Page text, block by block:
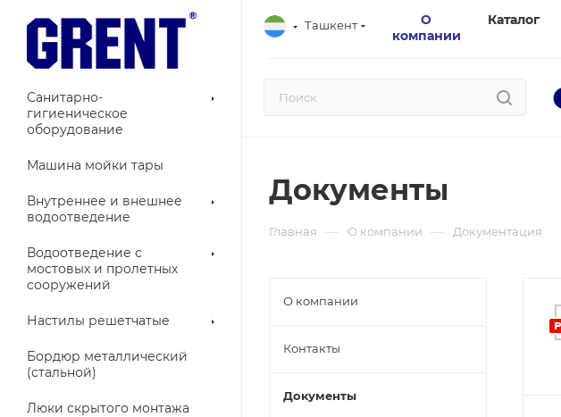
Ташкент
О
компании
Каталог
Санитарно-
гигиеническое
оборудование
Машина мойки тары
Внутреннее и внешнее
водоотведение
Водоотведение с
мостовых и пролетных
сооружений
Настилы решетчатые
Бордюр металлический
(стальной)
Люки скрытого монтажа
Документы
Главная — О компании — Документация
О компании
Контакты
Документы